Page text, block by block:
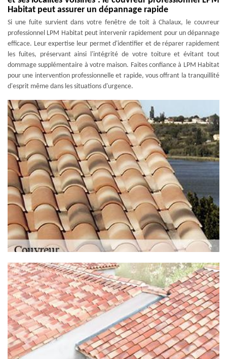
Habitat peut assurer un dépannage rapide
Si une fuite survient dans votre fenêtre de toit à Chalaux, le couvreur
professionnel LPM Habitat peut intervenir rapidement pour un dépannage
efficace. Leur expertise leur permet d'identifier et de réparer rapidement
les fuites, préservant ainsi l'intégrité de votre toiture et évitant tout
dommage supplémentaire à votre maison. Faites confiance à LPM Habitat
pour une intervention professionnelle et rapide, vous offrant la tranquillité
d'esprit même dans les situations d'urgence.